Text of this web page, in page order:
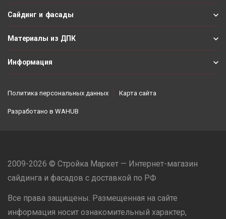
Сайдинг и фасады
Материалы из ДПК
Информация
Политика персональных данных Карта сайта
Разработано в WAHUB
2009-2026 © Стройка Маркет — Интернет-магазин
сайдинга и фасадов с доставкой по РФ
Все права защищены. Размещенная на сайте
информация носит ознакомительный характер,